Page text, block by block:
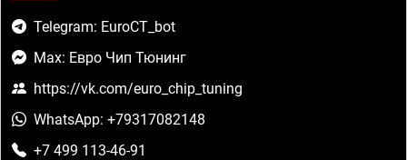
Telegram: EuroCT_bot
Max: Евро Чип Тюнинг
https://vk.com/euro_chip_tuning
WhatsApp: +79317082148
+7 499 113-46-91